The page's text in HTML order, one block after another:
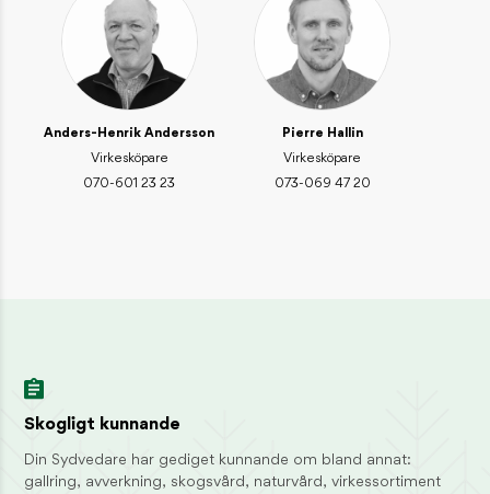
Skogsmyran – lever i solfångande stackar
INSPIRATION / DJUR OCH NATUR
Skogsharen – skogens sprinter
INSPIRATION / DJUR OCH NATUR
KONTAKT
fakturor@sydved.se
E-faktura: GLN 7365561710816
Sydved AB, 556171-0814
Anders-Henrik Andersson
Virkesköpare
070-601 23 23
Pierre Hallin
Virkesköpare
073-069 47 20
Skogligt kunnande
Din Sydvedare har gediget kunnande om bland annat:
gallring, avverkning, skogsvård, naturvård, virkessortiment